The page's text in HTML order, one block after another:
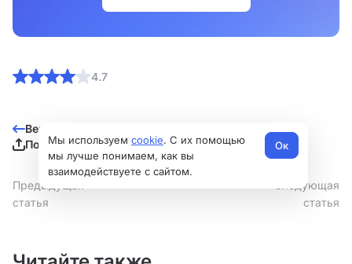
Мы используем cookie. С их помощью
мы лучше понимаем, как вы
взаимодействуете с сайтом.
Ок
4.7
Вернуться к списку
Поделиться
Предыдущая
статья
Следующая
статья